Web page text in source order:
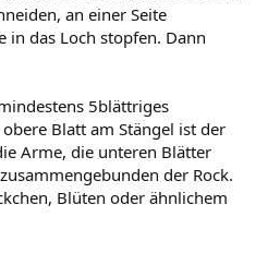
an einer Seite
in das Loch stopfen. Dann
5blättriges
Blatt am Stängel ist der
Arme, die unteren Blätter
der Rock.
Blüten oder ähnlichem